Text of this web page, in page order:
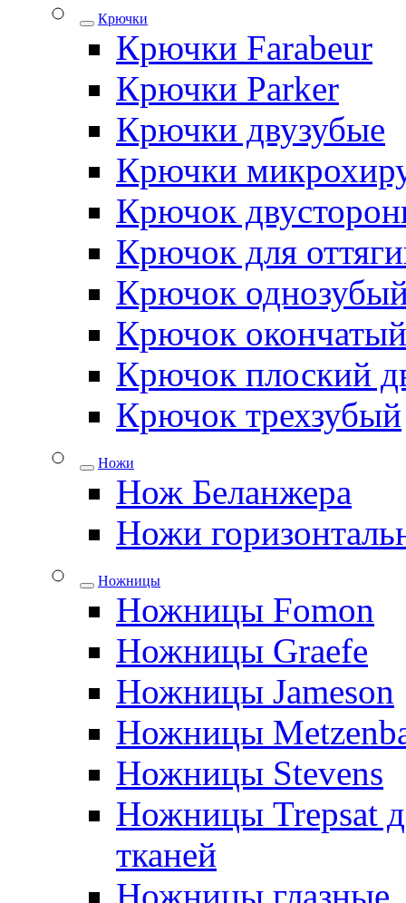
Крючки
Крючки Farabeur
Крючки Parker
Крючки двузубые
Крючки
Крючок
Крючок для
Крючок
Крючок окончатый
Крючок плоский
Крючок трехзубый
Ножи
Нож Беланжера
Ножи
Ножницы
Ножницы Fomon
Ножницы Graefe
Ножницы Jameson
Ножницы
Ножницы Stevens
Ножницы Trepsat
тканей